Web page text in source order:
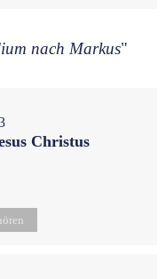
nach Markus"
Christus